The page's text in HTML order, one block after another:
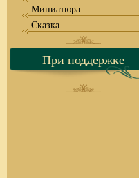
Миниатюра
Сказка
При поддержке